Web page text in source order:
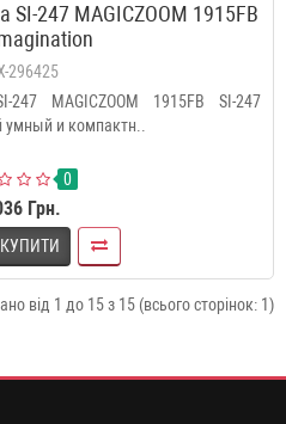
SI-247 MAGICZOOM 1915FB
296425
MAGICZOOM 1915FB SI-247
умный и компактн..
0
Грн.
КУПИТИ
від 1 до 15 з 15 (всього сторінок: 1)